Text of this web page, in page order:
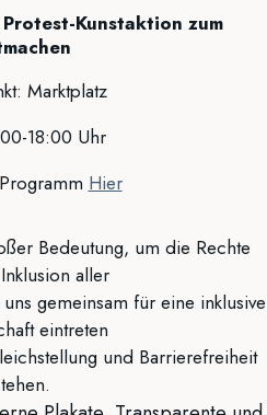
Kunstaktion zum
Marktplatz
18:00 Uhr
Hier
Bedeutung, um die Rechte
aller
gemeinsam für eine inklusive
eintreten
und Barrierefreiheit